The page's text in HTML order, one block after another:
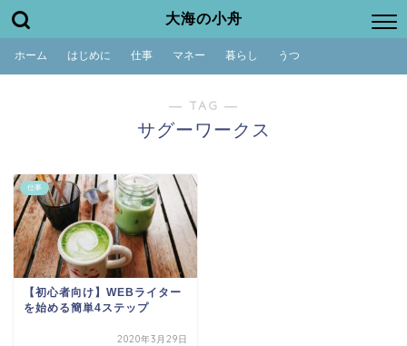
大海の小舟
ホーム はじめに 仕事 マネー 暮らし うつ
― TAG ―
サグーワークス
仕事
【初心者向け】WEBライター
を始める簡単4ステップ
2020年3月29日